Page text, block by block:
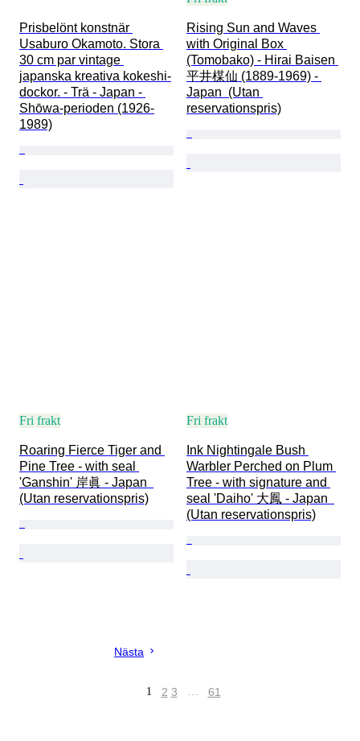
Prisbelönt konstnär
Usaburo Okamoto. Stora
30 cm par vintage
japanska kreativa kokeshi-
dockor. - Trä - Japan -
Shōwa-perioden (1926-
1989)
Rising Sun and Waves
with Original Box
(Tomobako) - Hirai Baisen
平井楳仙 (1889-1969) -
Japan  (Utan
reservationspris)
Fri frakt
Roaring Fierce Tiger and
Pine Tree - with seal
'Ganshin' 岸眞 - Japan
(Utan reservationspris)
Fri frakt
Ink Nightingale Bush
Warbler Perched on Plum
Tree - with signature and
seal 'Daiho' 大鳳 - Japan
(Utan reservationspris)
Nästa
1 2 3 … 61